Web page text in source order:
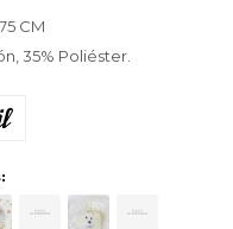
CM
35% Poliéster.